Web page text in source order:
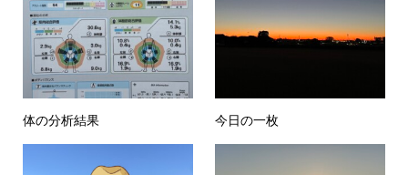
体の分析結果 今日の一枚